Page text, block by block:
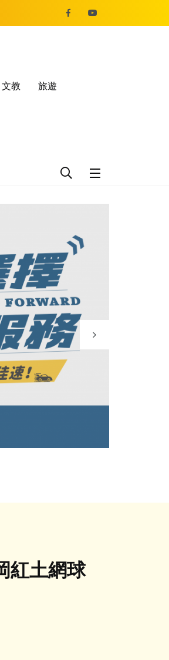
文教 旅遊
紅土網球